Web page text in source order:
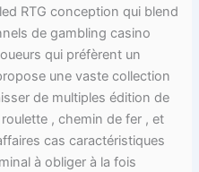
RTG conception qui blend
de gambling casino
qui préfèrent un
une vaste collection
de multiples édition de
, chemin de fer , et
cas caractéristiques
à obliger à la fois